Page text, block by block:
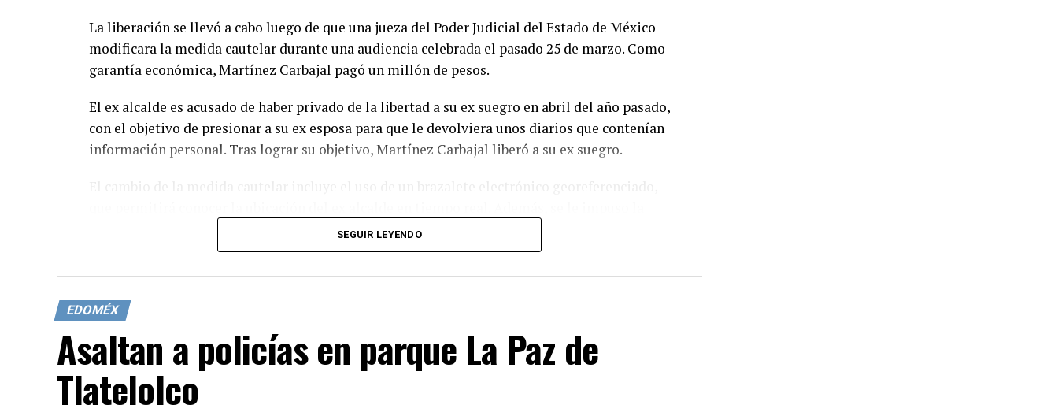
La liberación se llevó a cabo luego de que una jueza del Poder Judicial del Estado de México
modificara la medida cautelar durante una audiencia celebrada el pasado 25 de marzo. Como
garantía económica, Martínez Carbajal pagó un millón de pesos.
El ex alcalde es acusado de haber privado de la libertad a su ex suegro en abril del año pasado,
con el objetivo de presionar a su ex esposa para que le devolviera unos diarios que contenían
información personal. Tras lograr su objetivo, Martínez Carbajal liberó a su ex suegro.
obligación de presentarse semanalmente en el juzgado y se le prohibió acercarse o
comunicarse con las víctimas.
meses más, hasta el 18 de julio, por una juez la semana pasada.
SEGUIR LEYENDO
EDOMÉX
Asaltan a policías en parque La Paz de
Tlatelolco